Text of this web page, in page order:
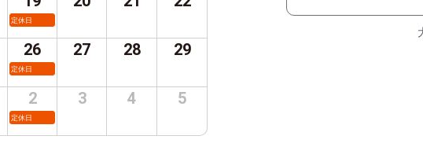
定休日
26
定休日
27 28 29
2
定休日
3 4 5